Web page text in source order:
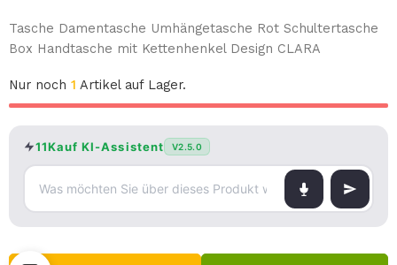
Tasche Damentasche Umhängetasche Rot Schultertasche
Box Handtasche mit Kettenhenkel Design CLARA
Nur noch 1 Artikel auf Lager.
11Kauf KI-Assistent V2.5.0